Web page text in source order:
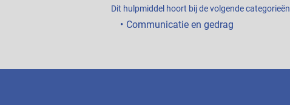
Dit hulpmiddel hoort bij de volgende categorieën
Communicatie en gedrag